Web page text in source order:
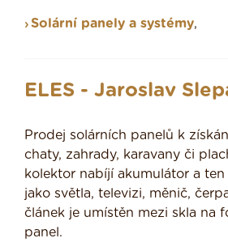
Solární panely a systémy,
ELES - Jaroslav
Prodej solárních panelů k
chaty, zahrady, karavany či
kolektor nabíjí akumulátor a
jako světla, televizi, měnič,
článek je umístěn mezi skla na
panel.